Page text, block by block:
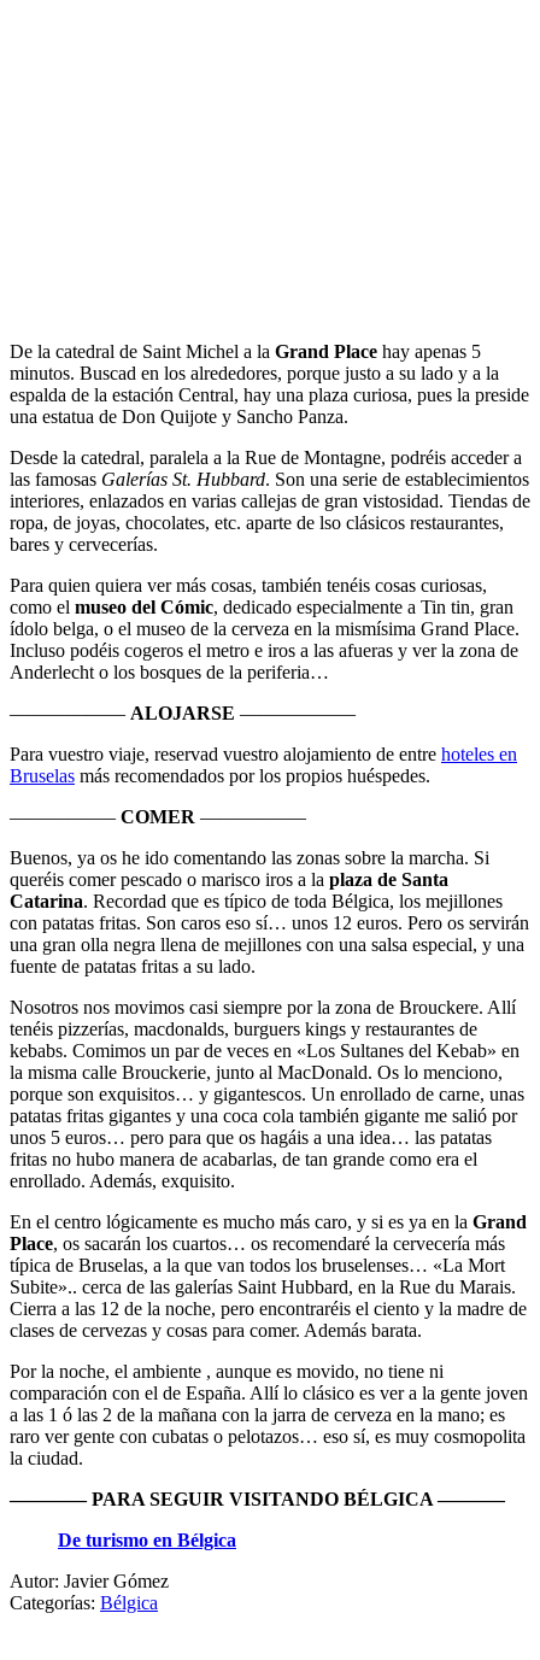
De la catedral de Saint Michel a la Grand Place hay apenas 5
minutos. Buscad en los alrededores, porque justo a su lado y a la
espalda de la estación Central, hay una plaza curiosa, pues la preside
una estatua de Don Quijote y Sancho Panza.
Desde la catedral, paralela a la Rue de Montagne, podréis acceder a
las famosas Galerías St. Hubbard. Son una serie de establecimientos
interiores, enlazados en varias callejas de gran vistosidad. Tiendas de
ropa, de joyas, chocolates, etc. aparte de lso clásicos restaurantes,
bares y cervecerías.
Para quien quiera ver más cosas, también tenéis cosas curiosas,
como el museo del Cómic, dedicado especialmente a Tin tin, gran
ídolo belga, o el museo de la cerveza en la mismísima Grand Place.
Incluso podéis cogeros el metro e iros a las afueras y ver la zona de
Anderlecht o los bosques de la periferia…
—————— ALOJARSE ——————
Para vuestro viaje, reservad vuestro alojamiento de entre hoteles en
Bruselas más recomendados por los propios huéspedes.
—————– COMER —————–
Buenos, ya os he ido comentando las zonas sobre la marcha. Si
queréis comer pescado o marisco iros a la plaza de Santa
Catarina. Recordad que es típico de toda Bélgica, los mejillones
con patatas fritas. Son caros eso sí… unos 12 euros. Pero os servirán
una gran olla negra llena de mejillones con una salsa especial, y una
fuente de patatas fritas a su lado.
Nosotros nos movimos casi siempre por la zona de Brouckere. Allí
tenéis pizzerías, macdonalds, burguers kings y restaurantes de
kebabs. Comimos un par de veces en «Los Sultanes del Kebab» en
la misma calle Brouckerie, junto al MacDonald. Os lo menciono,
porque son exquisitos… y gigantescos. Un enrollado de carne, unas
patatas fritas gigantes y una coca cola también gigante me salió por
unos 5 euros… pero para que os hagáis a una idea… las patatas
fritas no hubo manera de acabarlas, de tan grande como era el
enrollado. Además, exquisito.
En el centro lógicamente es mucho más caro, y si es ya en la Grand
Place, os sacarán los cuartos… os recomendaré la cervecería más
típica de Bruselas, a la que van todos los bruselenses… «La Mort
Subite».. cerca de las galerías Saint Hubbard, en la Rue du Marais.
Cierra a las 12 de la noche, pero encontraréis el ciento y la madre de
clases de cervezas y cosas para comer. Además barata.
Por la noche, el ambiente , aunque es movido, no tiene ni
comparación con el de España. Allí lo clásico es ver a la gente joven
a las 1 ó las 2 de la mañana con la jarra de cerveza en la mano; es
raro ver gente con cubatas o pelotazos… eso sí, es muy cosmopolita
la ciudad.
———— PARA SEGUIR VISITANDO BÉLGICA ———–
De turismo en Bélgica
Autor: Javier Gómez
Categorías: Bélgica